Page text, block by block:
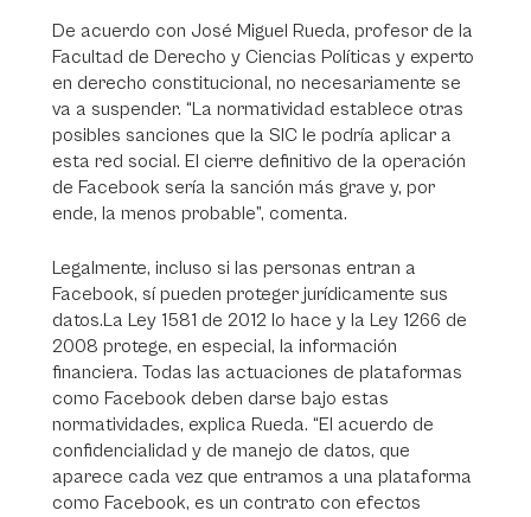
De acuerdo con José Miguel Rueda, profesor de la
Facultad de Derecho y Ciencias Políticas y experto
en derecho constitucional, no necesariamente se
va a suspender. “La normatividad establece otras
posibles sanciones que la SIC le podría aplicar a
esta red social. El cierre definitivo de la operación
de Facebook sería la sanción más grave y, por
ende, la menos probable”, comenta.
Legalmente, incluso si las personas entran a
Facebook, sí pueden proteger jurídicamente sus
datos.La Ley 1581 de 2012 lo hace y la Ley 1266 de
2008 protege, en especial, la información
financiera. Todas las actuaciones de plataformas
como Facebook deben darse bajo estas
normatividades, explica Rueda. “El acuerdo de
confidencialidad y de manejo de datos, que
aparece cada vez que entramos a una plataforma
como Facebook, es un contrato con efectos